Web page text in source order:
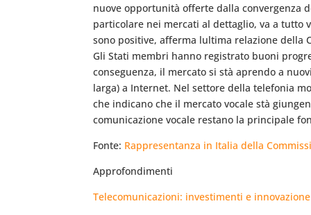
nuove opportunità offerte dalla convergenza
particolare nei mercati al dettaglio, va a tutto
sono positive, afferma lultima relazione
Gli Stati membri hanno registrato buoni
conseguenza, il mercato si stà aprendo a
larga) a Internet. Nel settore della telefonia
che indicano che il mercato vocale stà
comunicazione vocale restano la principale
Fonte: Rappresentanza in Italia della
Approfondimenti
Telecomunicazioni: investimenti e